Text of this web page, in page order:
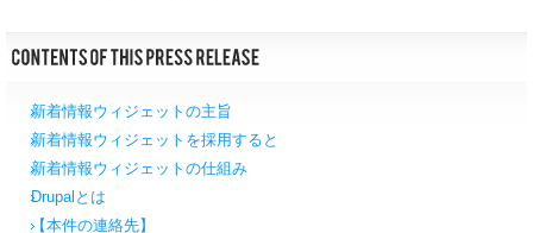
新着情報ウィジェットの主旨
新着情報ウィジェットを採用すると
新着情報ウィジェットの仕組み
Drupalとは
【本件の連絡先】